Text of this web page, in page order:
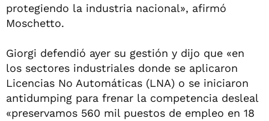
protegiendo la industria nacional», afirmó
Moschetto.
Giorgi defendió ayer su gestión y dijo que «en
los sectores industriales donde se aplicaron
Licencias No Automáticas (LNA) o se iniciaron
antidumping para frenar la competencia desleal
«preservamos 560 mil puestos de empleo en 18